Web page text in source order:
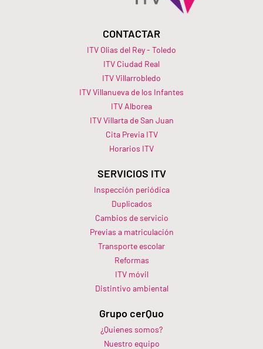
CONTACTAR
ITV Olias del Rey - Toledo
ITV Ciudad Real
ITV Villarrobledo
ITV Villanueva de los Infantes
ITV Alborea
ITV Villarta de San Juan
Cita Previa ITV
Horarios ITV​
SERVICIOS ITV
Inspección periódica
Duplicados
Cambios de servicio
Previas a matriculación
Transporte escolar
Reformas
ITV móvil
Distintivo ambiental
Grupo cerQuo
¿Quienes somos?
Nuestro equipo